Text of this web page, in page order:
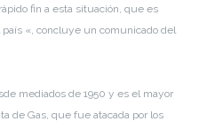
fin a esta situación, que es
«, concluye un comunicado del
mediados de 1950 y es el mayor
de Gas, que fue atacada por los